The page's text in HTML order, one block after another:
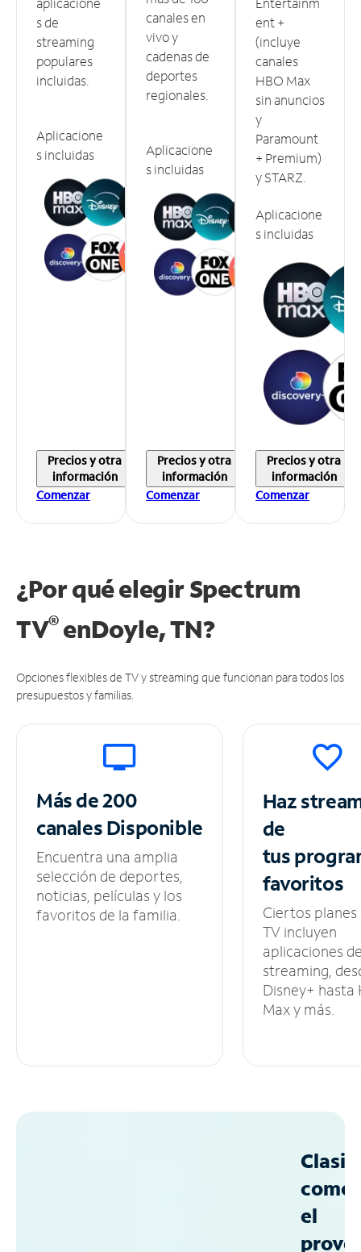
s de
streaming
populares
incluidas.
Aplicacione
s incluidas
Precios y otra
información
Comenzar
canales en
vivo y
cadenas de
deportes
regionales.
Aplicacione
s incluidas
Precios y otra
información
Comenzar
ent +
(incluye
canales
HBO Max
sin anuncios
y
Paramount
+ Premium)
y STARZ.
Aplicacione
s incluidas
Precios y otra
información
Comenzar
¿Por qué elegir Spectrum
TV®enDoyle, TN?
Opciones flexibles de TV y streaming que funcionan para todos los
presupuestos y familias.
Más de 200
canalesDisponible
Encuentra una amplia
selección de deportes,
noticias, películas y los
favoritos de la familia.
Haz
de
tus
favoritos
Ciertos planes
TV incluyen
aplicaciones
streaming,
Disney+ hasta
Max y más.
como
el